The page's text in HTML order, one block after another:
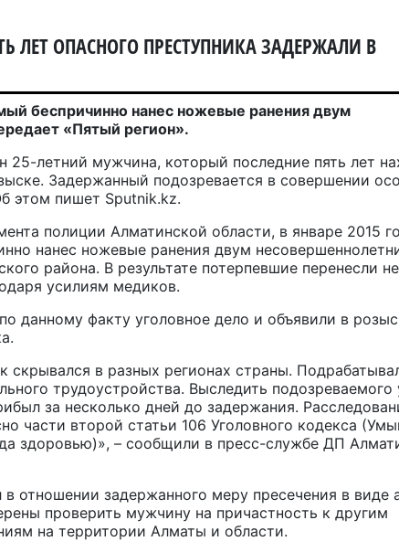
ЛЕТ ОПАСНОГО ПРЕСТУПНИКА ЗАДЕРЖАЛИ В
беспричинно нанес ножевые ранения двум
«Пятый регион».
25-летний мужчина, который последние пять лет
Задержанный подозревается в совершении
этом пишет Sputnik.kz.
полиции Алматинской области, в январе 2015
нанес ножевые ранения двум
района. В результате потерпевшие перенесли
усилиям медиков.
данному факту уголовное дело и объявили в
скрывался в разных регионах страны.
трудоустройства. Выследить подозреваемого
за несколько дней до задержания.
части второй статьи 106 Уголовного кодекса
здоровью)», – сообщили в пресс-службе ДП
отношении задержанного меру пресечения в виде
проверить мужчину на причастность к другим
на территории Алматы и области.